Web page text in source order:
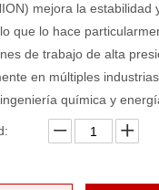
mejora la estabilidad
que lo hace
de trabajo de alta
en múltiples
química y